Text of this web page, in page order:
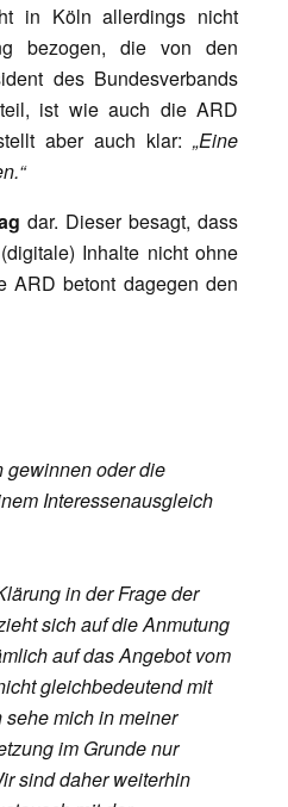
in Köln allerdings nicht
bezogen, die von den
des Bundesverbands
ist wie auch die ARD
aber auch klar: „Eine
dar. Dieser besagt, dass
Inhalte nicht ohne
ARD betont dagegen den
gewinnen oder die
Interessenausgleich
in der Frage der
sich auf die Anmutung
auf das Angebot vom
gleichbedeutend mit
mich in meiner
im Grunde nur
sind daher weiterhin